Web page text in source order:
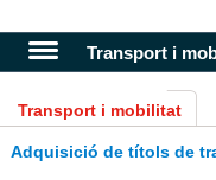
Transport i
Transport i mobilitat
Adquisició de títols de